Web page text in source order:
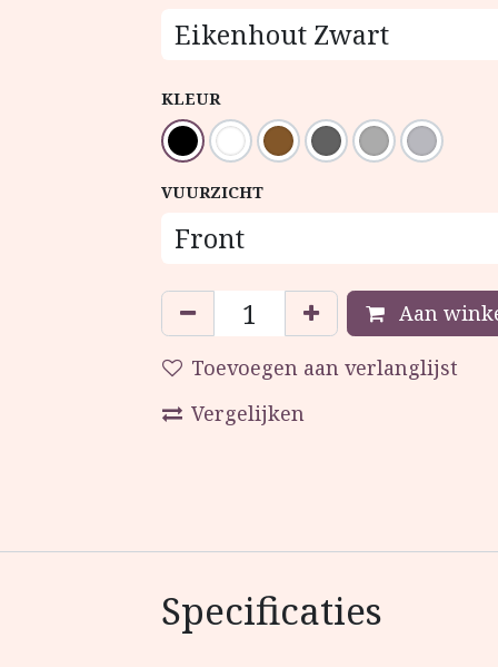
KLEUR
VUURZICHT
Aan
Toevoegen aan verlanglijst
Vergelijken
Specificaties